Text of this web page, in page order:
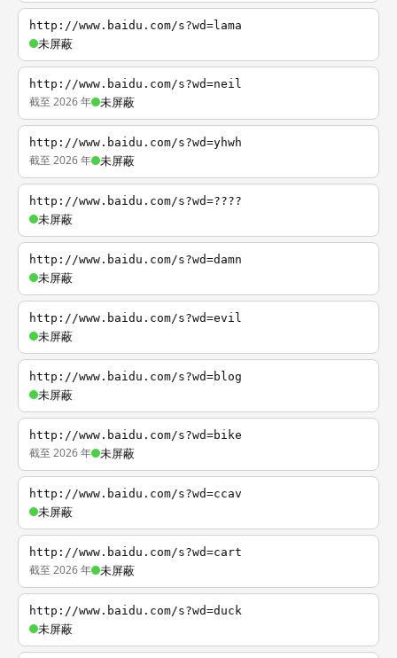
http://www.baidu.com/s?wd=lama
未屏蔽
http://www.baidu.com/s?wd=neil
截至 2026 年 未屏蔽
http://www.baidu.com/s?wd=yhwh
截至 2026 年 未屏蔽
http://www.baidu.com/s?wd=????
未屏蔽
http://www.baidu.com/s?wd=damn
未屏蔽
http://www.baidu.com/s?wd=evil
未屏蔽
http://www.baidu.com/s?wd=blog
未屏蔽
http://www.baidu.com/s?wd=bike
截至 2026 年 未屏蔽
http://www.baidu.com/s?wd=ccav
未屏蔽
http://www.baidu.com/s?wd=cart
截至 2026 年 未屏蔽
http://www.baidu.com/s?wd=duck
未屏蔽